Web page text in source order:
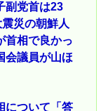
副党首は23
災の朝鮮人
首相で良かっ
会議員が山ほ
について「答